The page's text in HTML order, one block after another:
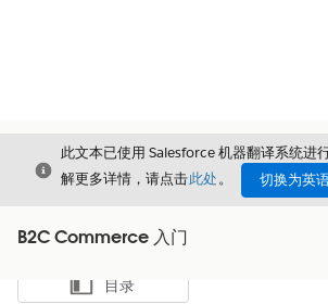
关闭
此文本已使用 Salesforce 机器翻译系统进
解更多详情，请点击此处。 切换为英
B2C Commerce 入门
显示目录
目录